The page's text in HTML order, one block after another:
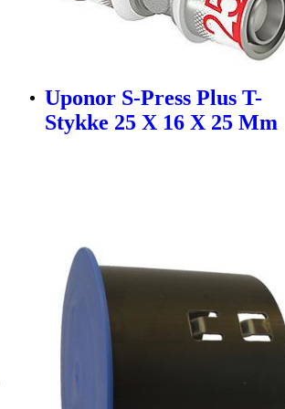
Uponor S-Press Plus T-
Stykke 25 X 16 X 25 Mm